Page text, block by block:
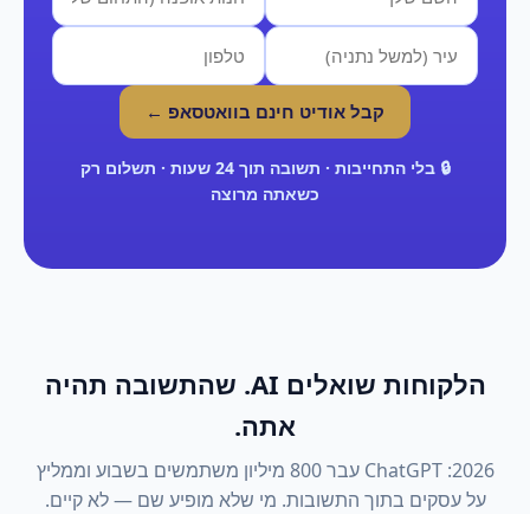
קבל אודיט חינם בוואטסאפ ←
🔒 בלי התחייבות · תשובה תוך 24 שעות · תשלום רק
כשאתה מרוצה
הלקוחות שואלים AI. שהתשובה תהיה
אתה.
2026: ChatGPT עבר 800 מיליון משתמשים בשבוע וממליץ
על עסקים בתוך התשובות. מי שלא מופיע שם — לא קיים.